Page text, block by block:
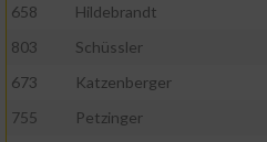
658
Hildebrandt
803
Schüssler
673
Katzenberger
755
Petzinger